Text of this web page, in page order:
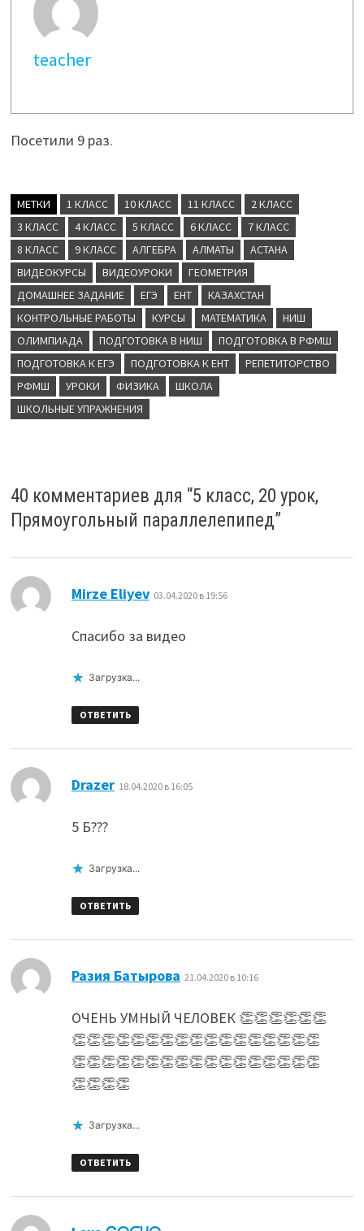
teacher
Посетили 9 раз.
МЕТКИ 1 КЛАСС 10 КЛАСС 11 КЛАСС
2 КЛАСС
3 КЛАСС
4 КЛАСС 5 КЛАСС 6 КЛАСС
7 КЛАСС
8 КЛАСС
9 КЛАСС АЛГЕБРА АЛМАТЫ
АСТАНА
ВИДЕОКУРСЫ
ВИДЕОУРОКИ
ГЕОМЕТРИЯ
ДОМАШНЕЕ ЗАДАНИЕ
ЕГЭ ЕНТ
КАЗАХСТАН
КОНТРОЛЬНЫЕ РАБОТЫ
КУРСЫ МАТЕМАТИКА
НИШ
ОЛИМПИАДА
ПОДГОТОВКА В НИШ
ПОДГОТОВКА В РФМШ
ПОДГОТОВКА К ЕГЭ
ПОДГОТОВКА К ЕНТ
РЕПЕТИТОРСТВО
РФМШ
УРОКИ ФИЗИКА
ШКОЛА
ШКОЛЬНЫЕ УПРАЖНЕНИЯ
40 комментариев для “5 класс, 20 урок,
Прямоугольный параллелепипед”
Mirze Eliyev: 03.04.2020 в 19:56
Спасибо за видео
Загрузка...
ОТВЕТИТЬ
Drazer: 18.04.2020 в 16:05
5 Б???
Загрузка...
ОТВЕТИТЬ
Разия Батырова 21.04.2020 в 10:16
ОЧЕНЬ УМНЫЙ ЧЕЛОВЕК 👏👏👏👏👏👏
👏👏👏👏👏👏👏👏👏👏👏👏👏👏👏👏👏
👏👏👏👏👏👏👏👏👏👏👏👏👏👏👏👏👏
👏👏👏👏
Загрузка...
ОТВЕТИТЬ